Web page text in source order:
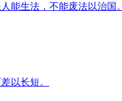
能生法，不能废法以治国。
以长短。